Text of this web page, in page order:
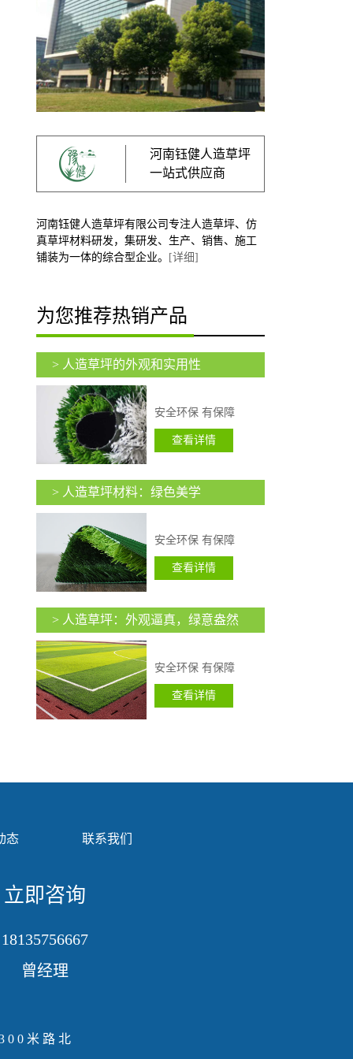
河南钰健人造草坪
一站式供应商
河南钰健人造草坪有限公司专注人造草坪、仿
真草坪材料研发，集研发、生产、销售、施工
铺装为一体的综合型企业。
[详细]
为您推荐热销产品
> 人造草坪的外观和实用性
安全环保 有保障
查看详情
> 人造草坪材料：绿色美学
安全环保 有保障
查看详情
> 人造草坪：外观逼真，绿意盎然
安全环保 有保障
查看详情
态 联系我们
立即咨询
18135756667
曾经理
米路北